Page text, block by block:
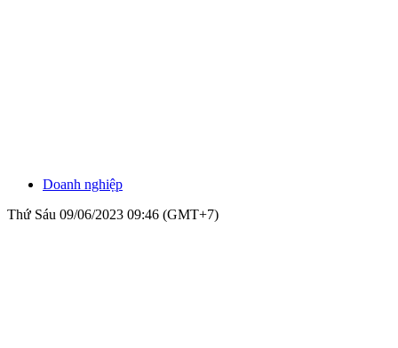
Doanh nghiệp
Thứ Sáu 09/06/2023 09:46 (GMT+7)